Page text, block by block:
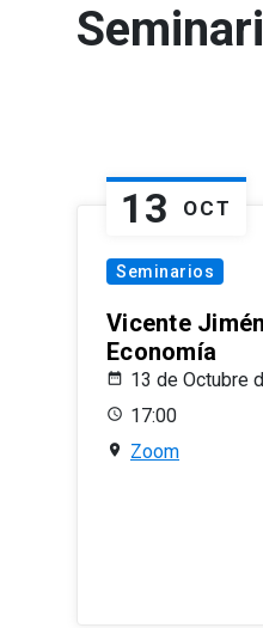
13 OCT
Seminarios
Vicente
Economía
13 de Octubre
17:00
Zoom